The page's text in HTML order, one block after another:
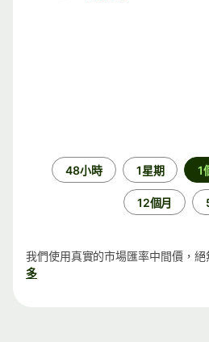
48小時 1星期 1
12個月
我們使用真實的市場匯率中間價，絕
多